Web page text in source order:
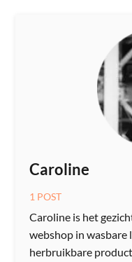
Caroline
1 POST
Caroline is het
webshop in wasbare
herbruikbare